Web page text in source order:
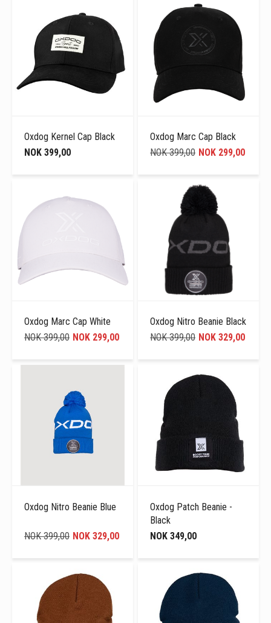
Oxdog Kernel Cap Black
NOK 399,00
Oxdog Marc Cap Black
NOK 299,00
NOK 399,00
Oxdog Marc Cap White
NOK 299,00
NOK 399,00
Oxdog Nitro Beanie Black
NOK 329,00
NOK 399,00
Oxdog Nitro Beanie Blue
NOK 329,00
NOK 399,00
Oxdog Patch Beanie -
Black
NOK 349,00